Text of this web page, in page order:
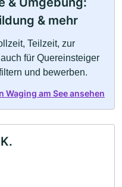
& mehr
Teilzeit, zur
für Quereinsteiger
und bewerben.
Waging am See ansehen